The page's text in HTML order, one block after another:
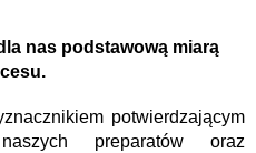
nas podstawową miarą
potwierdzającym
preparatów oraz